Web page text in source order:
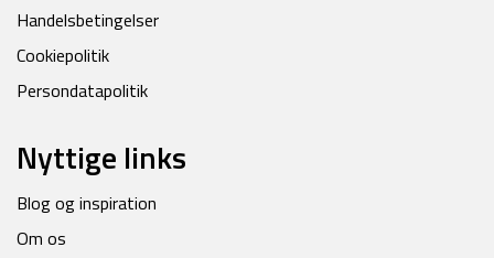
Handelsbetingelser
Cookiepolitik
Persondatapolitik
Nyttige links
Blog og inspiration
Om os